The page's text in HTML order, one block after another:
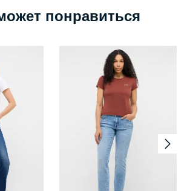
понравиться